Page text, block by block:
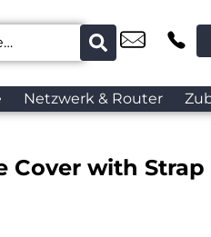
Netzwerk & Router
Cover with Strap